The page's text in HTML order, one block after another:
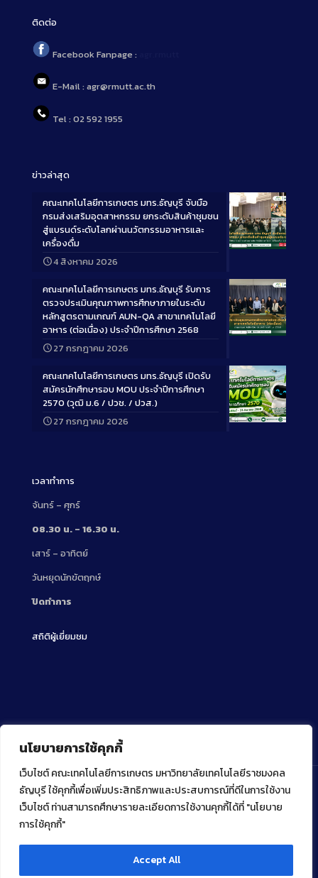
นโยบายการใช้คุกกี้
เว็บไซต์ คณะเทคโนโลยีการเกษตร มหาวิทยาลัยเทคโนโลยีราชมงคล
ธัญบุรี ใช้คุกกี้เพื่อเพิ่มประสิทธิภาพและประสบการณ์ที่ดีในการใช้งาน
เว็บไซต์ ท่านสามารถศึกษารายละเอียดการใช้งานคุกกี้ได้ที่ "นโยบาย
การใช้คุกกี้"
Accept All
ติดต่อ
Facebook Fanpage :
E-Mail : agr@rmutt.ac.th
Tel : 02 592 1955
ข่าวล่าสุด
Long
คณะเทคโนโลยีการเกษตร มทร.ธัญบุรี จับมือ
กรมส่งเสริมอุตสาหกรรม ยกระดับสินค้าชุมชน
สู่แบรนด์ระดับโลกผ่านนวัตกรรมอาหารและ
เครื่องดื่ม
4 สิงหาคม 2026
Long
คณะเทคโนโลยีการเกษตร มทร.ธัญบุรี รับการ
ตรวจประเมินคุณภาพการศึกษาภายในระดับ
หลักสูตรตามเกณฑ์ AUN-QA สาขาเทคโนโลยี
อาหาร (ต่อเนื่อง) ประจำปีการศึกษา 2568
27 กรกฎาคม 2026
Long
คณะเทคโนโลยีการเกษตร มทร.ธัญบุรี เปิดรับ
สมัครนักศึกษารอบ MOU ประจำปีการศึกษา
2570 (วุฒิ ม.6 / ปวช. / ปวส.)
27 กรกฎาคม 2026
เวลาทำการ
จันทร์ – ศุกร์
08.30 น. – 16.30 น.
เสาร์ – อาทิตย์
วันหยุดนักขัตฤกษ์
ปิดทำการ
สถิติผู้เยี่ยมชม
Copyright ⓒ 2022 คณะเทคโนโลยีการเกษตร มหาวิทยาลัย